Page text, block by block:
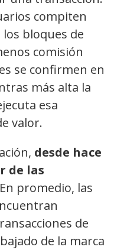
compiten
bloques de
comisión
se confirmen en
más alta la
esa
valor.
desde hace
de las
En promedio, las
de
de la marca